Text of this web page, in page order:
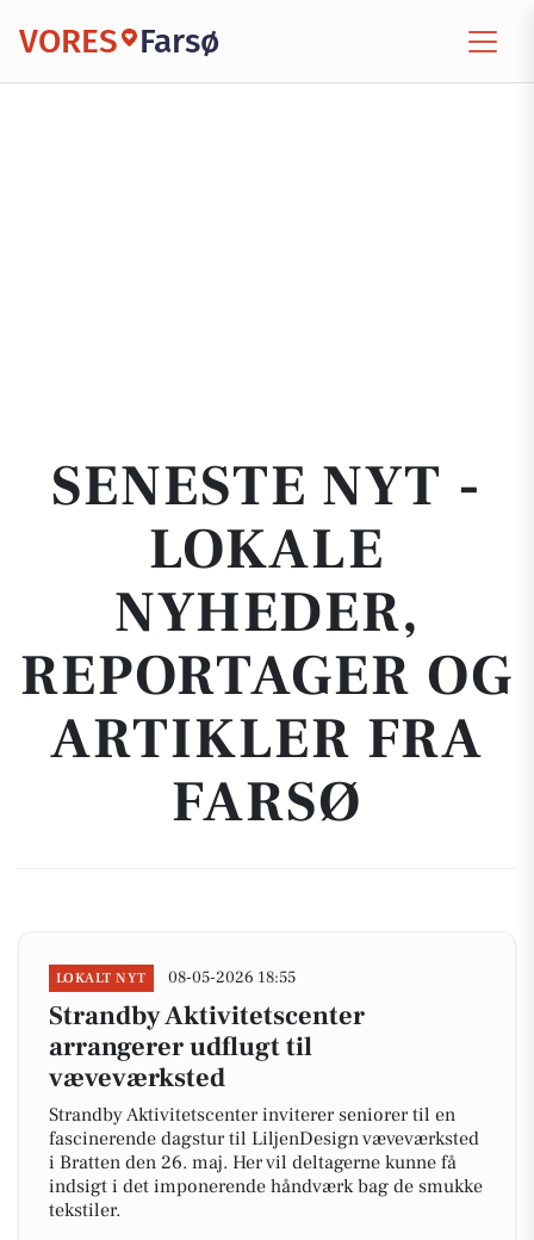
VORES Farsø
SENESTE NYT -
LOKALE
NYHEDER,
REPORTAGER OG
ARTIKLER FRA
FARSØ
LOKALT NYT 08-05-2026 18:55
Strandby Aktivitetscenter
arrangerer udflugt til
væveværksted
Strandby Aktivitetscenter inviterer seniorer til en
fascinerende dagstur til LiljenDesign væveværksted
i Bratten den 26. maj. Her vil deltagerne kunne få
indsigt i det imponerende håndværk bag de smukke
tekstiler.